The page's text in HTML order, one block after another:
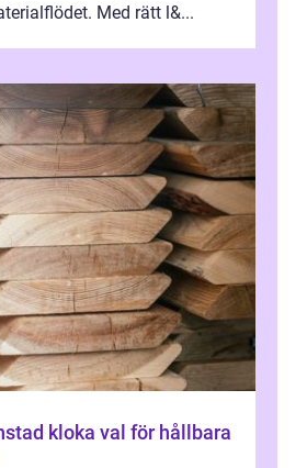
Med rätt l&...
hållbara